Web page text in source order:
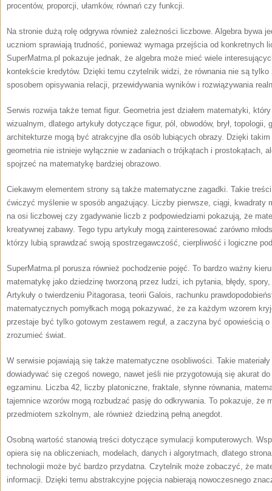
procentów, proporcji, ułamków, równań czy funkcji.
Na stronie dużą rolę odgrywa również zależności liczbowe. Algebra bywa
uczniom sprawiają trudność, ponieważ wymaga przejścia od konkretnych
SuperMatma.pl pokazuje jednak, że algebra może mieć wiele
kontekście kredytów. Dzięki temu czytelnik widzi, że równania nie są
sposobem opisywania relacji, przewidywania wyników i rozwiązywania
Serwis rozwija także temat figur. Geometria jest działem matematyki, który
wizualnym, dlatego artykuły dotyczące figur, pól, obwodów, brył,
architekturze mogą być atrakcyjne dla osób lubiących obrazy. Dzięki
geometria nie istnieje wyłącznie w zadaniach o trójkątach i prostokątach,
spojrzeć na matematykę bardziej obrazowo.
Ciekawym elementem strony są także matematyczne zagadki. Takie
ćwiczyć myślenie w sposób angażujący. Liczby pierwsze, ciągi, kwadraty
na osi liczbowej czy zgadywanie liczb z podpowiedziami pokazują, że
kreatywnej zabawy. Tego typu artykuły mogą zainteresować zarówno
którzy lubią sprawdzać swoją spostrzegawczość, cierpliwość i logiczne
SuperMatma.pl porusza również pochodzenie pojęć. To bardzo ważny
matematykę jako dziedzinę tworzoną przez ludzi, ich pytania, błędy, spory,
Artykuły o twierdzeniu Pitagorasa, teorii Galois, rachunku
matematycznych pomyłkach mogą pokazywać, że za każdym wzorem
przestaje być tylko gotowym zestawem reguł, a zaczyna być opowieścią o
zrozumieć świat.
W serwisie pojawiają się także matematyczne osobliwości. Takie
dowiadywać się czegoś nowego, nawet jeśli nie przygotowują się akurat
egzaminu. Liczba 42, liczby platoniczne, fraktale, słynne równania,
tajemnice wzorów mogą rozbudzać pasję do odkrywania. To pokazuje, że
przedmiotem szkolnym, ale również dziedziną pełną anegdot.
Osobną wartość stanowią treści dotyczące symulacji komputerowych.
opiera się na obliczeniach, modelach, danych i algorytmach, dlatego
technologii może być bardzo przydatna. Czytelnik może zobaczyć, że
informacji. Dzięki temu abstrakcyjne pojęcia nabierają nowoczesnego